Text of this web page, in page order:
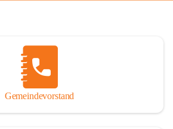
Gemeindevorstand